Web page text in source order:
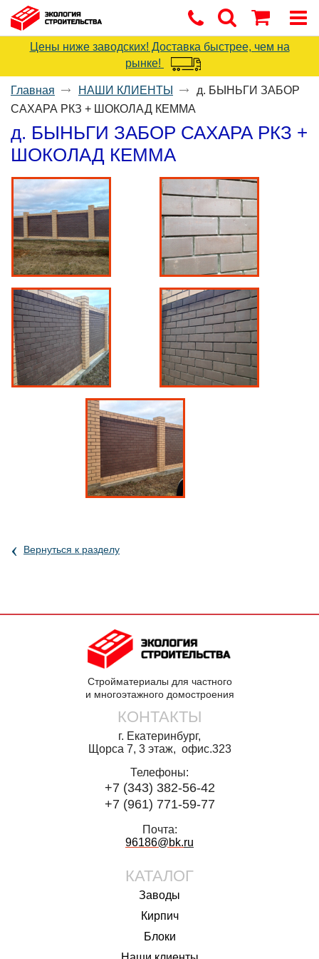
Цены ниже заводских! Доставка быстрее, чем на
рынке!
Главная НАШИ КЛИЕНТЫ
д. БЫНЬГИ ЗАБОР
САХАРА РКЗ + ШОКОЛАД КЕММА
д. БЫНЬГИ ЗАБОР САХАРА РКЗ +
ШОКОЛАД КЕММА
‹ Вернуться к разделу
Стройматериалы для частного
и многоэтажного домостроения
КОНТАКТЫ
г. Екатеринбург,
Щорса 7, 3 этаж, офис.323
Телефоны:
+7 (343) 382-56-42
+7 (961) 771-59-77
Почта:
96186@bk.ru
КАТАЛОГ
Заводы
Кирпич
Блоки